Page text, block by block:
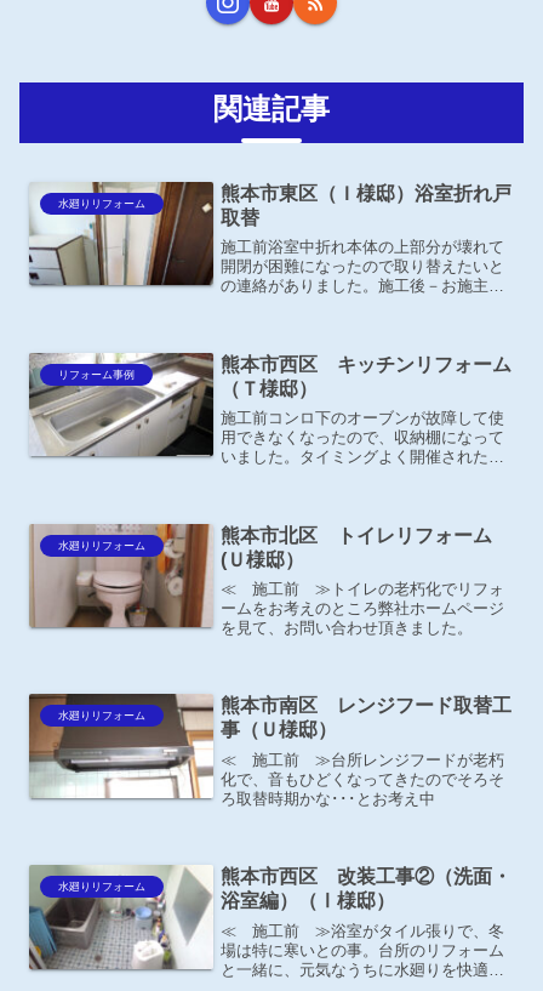
関連記事
水廻りリフォーム
熊本市東区（Ｉ様邸）浴室折れ戸
取替
施工前浴室中折れ本体の上部分が壊れて
開閉が困難になったので取り替えたいと
の連絡がありました。施工後－お施主様
ー枠）シルキーホワイト...
リフォーム事例
熊本市西区 キッチンリフォーム
（Ｔ様邸）
施工前コンロ下のオーブンが故障して使
用できなくなったので、収納棚になって
いました。タイミングよく開催された水
した。施工後－お施主様の...
水廻りリフォーム
熊本市北区 トイレリフォーム
(Ｕ様邸）
≪ 施工前 ≫トイレの老朽化でリフォ
ームをお考えのところ弊社ホームページ
を見て、お問い合わせ頂きました。
水廻りリフォーム
熊本市南区 レンジフード取替工
事（Ｕ様邸）
≪ 施工前 ≫台所レンジフードが老朽
化で、音もひどくなってきたのでそろそ
ろ取替時期かな･･･とお考え中
水廻りリフォーム
熊本市西区 改装工事②（洗面・
浴室編）（Ⅰ様邸）
≪ 施工前 ≫浴室がタイル張りで、冬
場は特に寒いとの事。台所のリフォーム
と一緒に、元気なうちに水廻りを快適に